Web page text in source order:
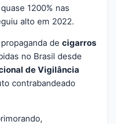
1200% nas
alto em 2022.
de cigarros
no Brasil desde
de Vigilância
contrabandeado